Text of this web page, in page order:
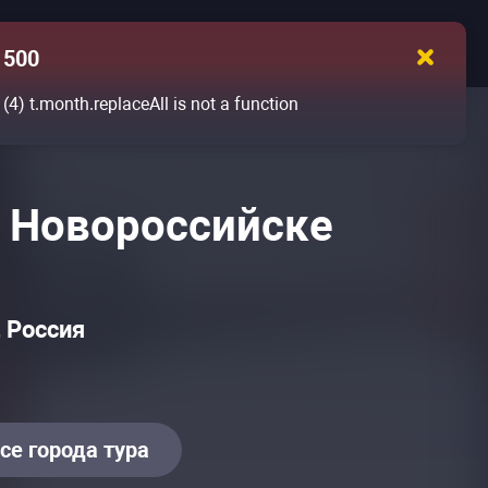
Россия
города тура
500
(4) t.month.replaceAll is not a function